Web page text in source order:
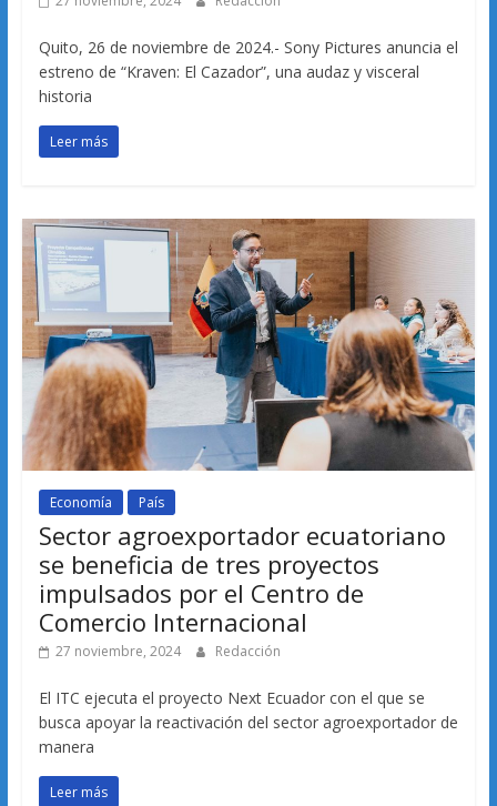
Quito, 26 de noviembre de 2024.- Sony Pictures anuncia el
estreno de “Kraven: El Cazador”, una audaz y visceral
historia
Leer más
Economía País
Sector agroexportador ecuatoriano
se beneficia de tres proyectos
impulsados por el Centro de
Comercio Internacional
27 noviembre, 2024 Redacción
El ITC ejecuta el proyecto Next Ecuador con el que se
busca apoyar la reactivación del sector agroexportador de
manera
Leer más